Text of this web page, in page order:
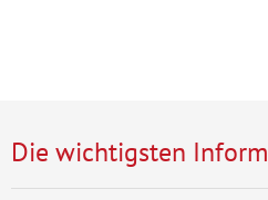
Die wichtigsten